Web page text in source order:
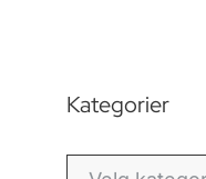
Kategorier
Kategorier